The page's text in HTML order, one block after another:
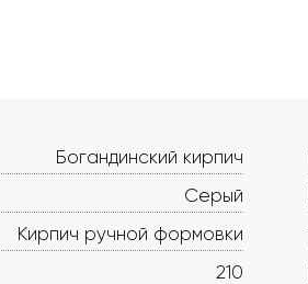
Богандинский кирпич
Серый
Кирпич ручной формовки
210